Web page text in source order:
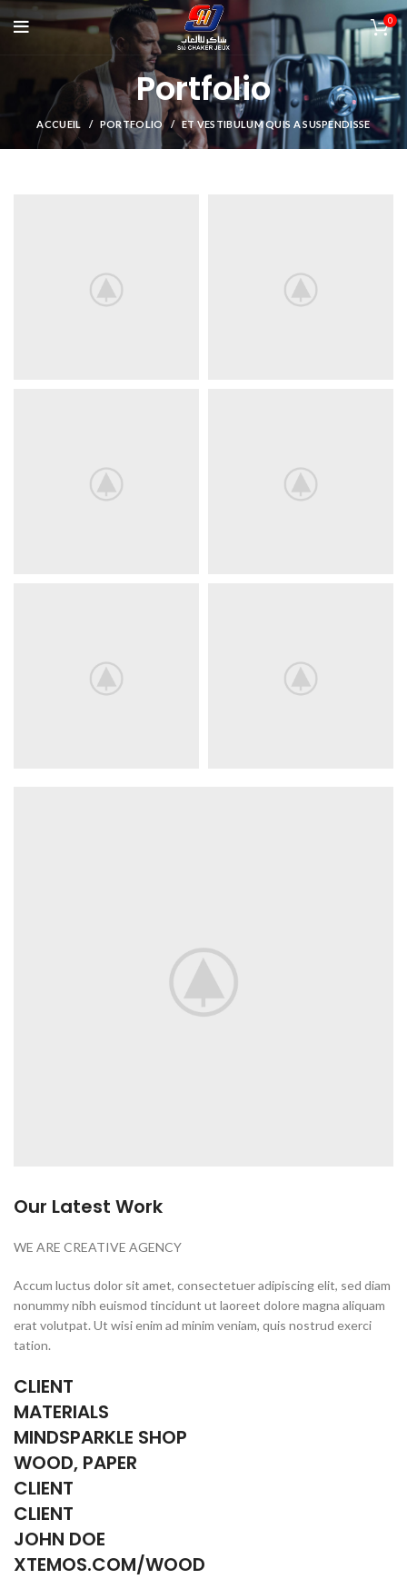
0
Portfolio
ACCUEIL PORTFOLIO ET VESTIBULUM QUIS A SUSPENDISSE
Our Latest Work
WE ARE CREATIVE AGENCY
Accum luctus dolor sit amet, consectetuer adipiscing elit, sed diam
nonummy nibh euismod tincidunt ut laoreet dolore magna aliquam
erat volutpat. Ut wisi enim ad minim veniam, quis nostrud exerci
tation.
CLIENT
MATERIALS
MINDSPARKLE SHOP
WOOD, PAPER
CLIENT
CLIENT
JOHN DOE
XTEMOS.COM/WOOD